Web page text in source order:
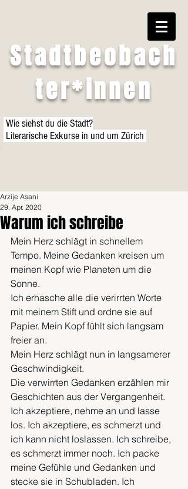
Stadtbeobach
ter*innen
Wie siehst du die Stadt?
Literarische Exkurse in und um Zürich
Warum ich schreibe
Arzije Asani
29. Apr. 2020
Mein Herz schlägt in schnellem
Tempo. Meine Gedanken kreisen um
meinen Kopf wie Planeten um die
Sonne.
Ich erhasche alle die verirrten Worte
mit meinem Stift und ordne sie auf
Papier. Mein Kopf fühlt sich langsam
freier an.
Mein Herz schlägt nun in langsamerer
Geschwindigkeit.
Die verwirrten Gedanken erzählen mir
Geschichten aus der Vergangenheit.
Ich akzeptiere, nehme an und lasse
los. Ich akzeptiere, es schmerzt und
ich kann nicht loslassen. Ich schreibe,
es schmerzt immer noch. Ich packe
meine Gefühle und Gedanken und
stecke sie in Schubladen. Ich